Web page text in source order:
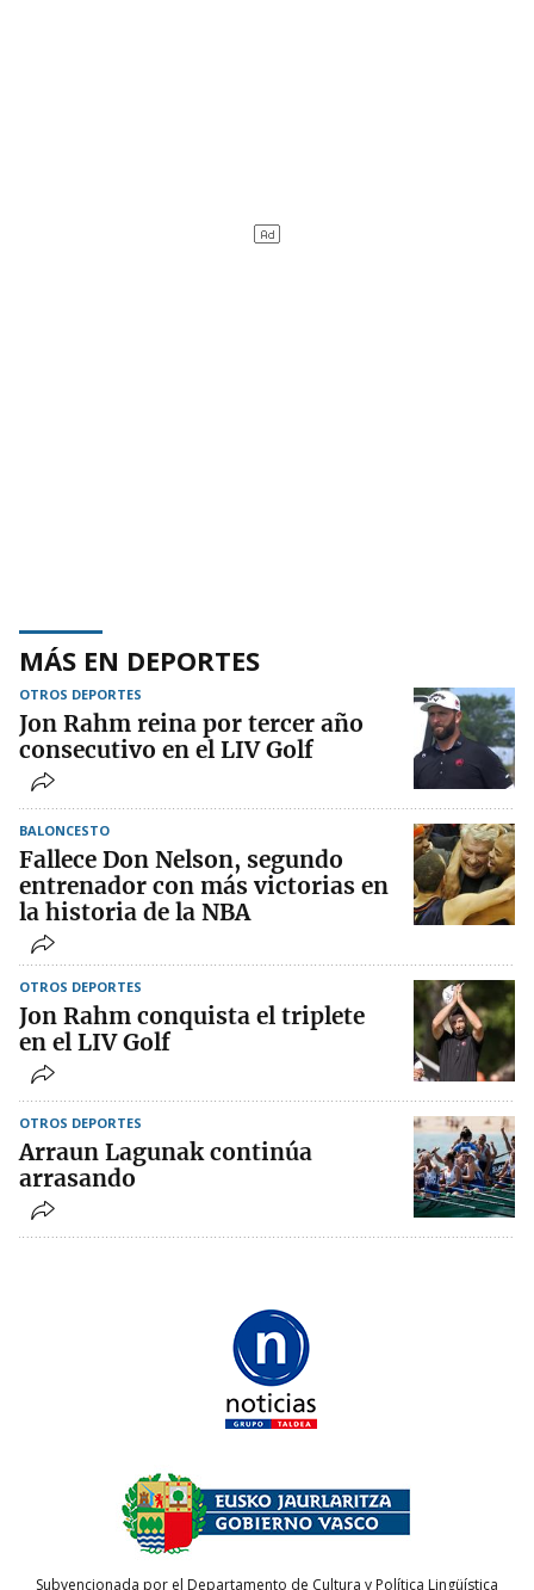
MÁS EN DEPORTES
OTROS DEPORTES
Jon Rahm reina por tercer año
consecutivo en el LIV Golf
BALONCESTO
Fallece Don Nelson, segundo
entrenador con más victorias en
la historia de la NBA
OTROS DEPORTES
Jon Rahm conquista el triplete
en el LIV Golf
OTROS DEPORTES
Arraun Lagunak continúa
arrasando
Subvencionada por el Departamento de Cultura y Política Lingüística